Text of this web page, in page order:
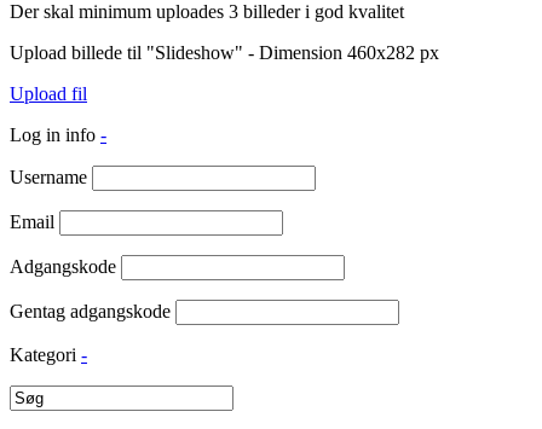
Der skal minimum uploades 3 billeder i god kvalitet
Upload billede til "Slideshow" - Dimension 460x282 px
Upload fil
Log in info -
Username
Email
Adgangskode
Gentag adgangskode
Kategori -